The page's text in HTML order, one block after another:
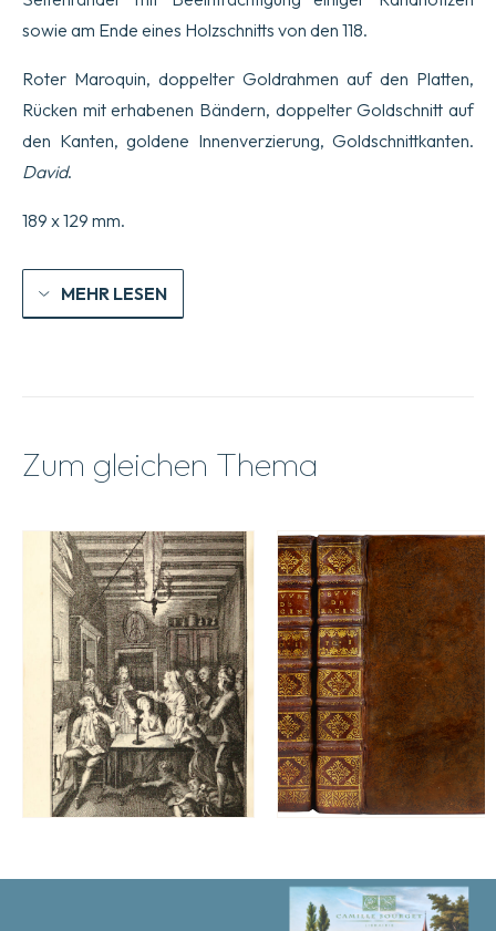
sowie am Ende eines Holzschnitts von den 118.
Roter Maroquin, doppelter Goldrahmen auf den Platten,
Rücken mit erhabenen Bändern, doppelter Goldschnitt auf
den Kanten, goldene Innenverzierung, Goldschnittkanten.
David.
189 x 129 mm.
MEHR LESEN
Zum gleichen Thema